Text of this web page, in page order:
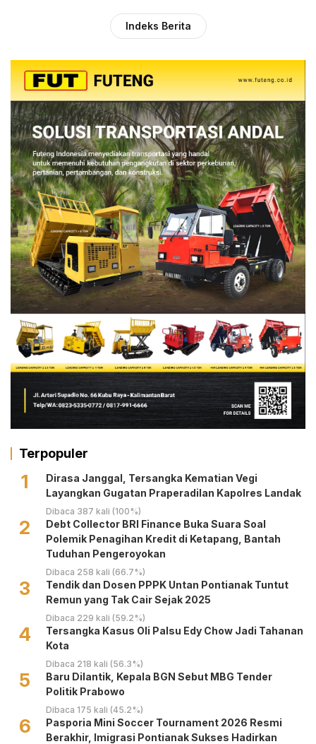
Indeks Berita
Terpopuler
1
Dirasa Janggal, Tersangka Kematian Vegi
Layangkan Gugatan Praperadilan Kapolres Landak
Dibaca 387 kali (100%)
2
Debt Collector BRI Finance Buka Suara Soal
Polemik Penagihan Kredit di Ketapang, Bantah
Tuduhan Pengeroyokan
Dibaca 258 kali (66.7%)
3
Tendik dan Dosen PPPK Untan Pontianak Tuntut
Remun yang Tak Cair Sejak 2025
Dibaca 229 kali (59.2%)
4
Tersangka Kasus Oli Palsu Edy Chow Jadi Tahanan
Kota
Dibaca 218 kali (56.3%)
5
Baru Dilantik, Kepala BGN Sebut MBG Tender
Politik Prabowo
Dibaca 175 kali (45.2%)
6
Pasporia Mini Soccer Tournament 2026 Resmi
Berakhir, Imigrasi Pontianak Sukses Hadirkan